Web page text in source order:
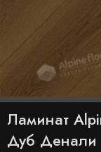
Ламинат
Дуб Денали